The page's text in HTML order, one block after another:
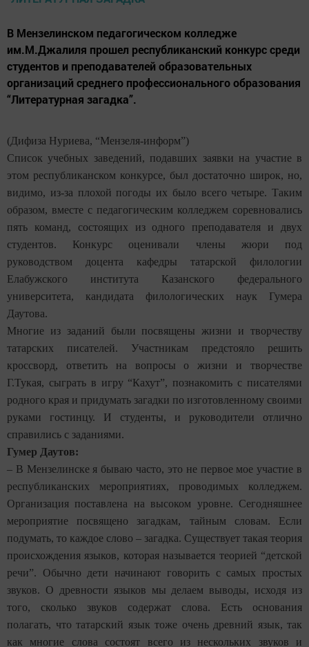
В Мензелинском педагогическом колледже
им.М.Джалиля прошел республиканский конкурс среди
студентов и преподавателей образовательных
организаций среднего профессионального образования
“Литературная загадка”.
(Дифиза Нуриева, “Мензеля-информ”)
Список учебных заведений, подавших заявки на участие в
этом республиканском конкурсе, был достаточно широк, но,
видимо, из-за плохой погоды их было всего четыре. Таким
образом, вместе с педагогическим колледжем соревновались
пять команд, состоящих из одного преподавателя и двух
студентов. Конкурс оценивали члены жюри под
руководством доцента кафедры татарской филологии
Елабужского института Казанского федерального
университета, кандидата филологических наук Гумера
Даутова.
Многие из заданий были посвящены жизни и творчеству
татарских писателей. Участникам предстояло решить
кроссворд, ответить на вопросы о жизни и творчестве
Г.Тукая, сыграть в игру “Кахут”, познакомить с писателями
родного края и придумать загадки по изготовленному своими
руками гостинцу. И студенты, и руководители отлично
справились с заданиями.
Гумер Даутов:
– В Мензелинске я бываю часто, это не первое мое участие в
республиканских мероприятиях, проводимых колледжем.
Организация поставлена на высоком уровне. Сегодняшнее
мероприятие посвящено загадкам, тайным словам. Если
подумать, то каждое слово – загадка. Существует такая теория
происхождения языков, которая называется теорией “детской
речи”. Обычно дети начинают говорить с самых простых
звуков. О древности языков мы делаем выводы, исходя из
того, сколько звуков содержат слова. Есть основания
полагать, что татарский язык тоже очень древний язык, так
как многие слова состоят всего из нескольких звуков и